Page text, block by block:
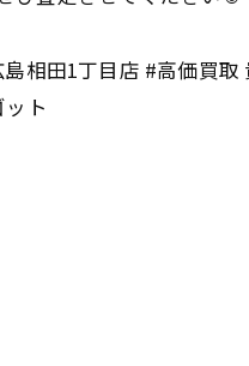
相田1丁目店 #高価買
ト